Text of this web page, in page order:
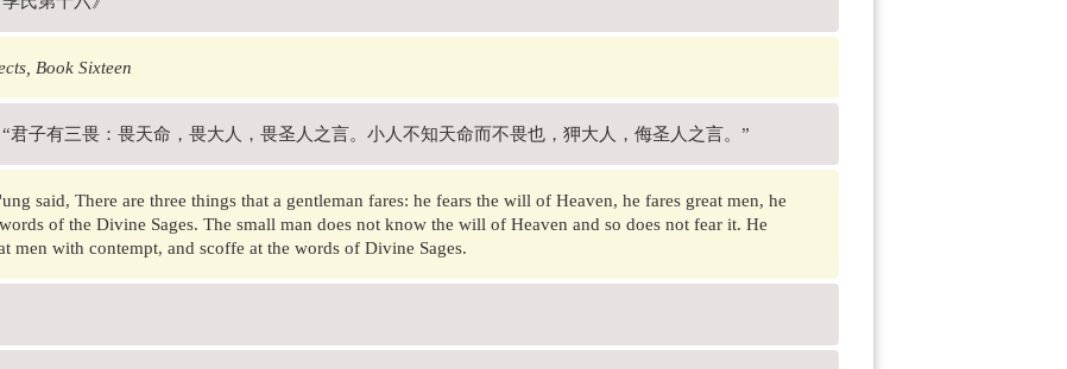
Book Sixteen
君子有三畏：畏天命，畏大人，畏圣人之言。小人不知天命而不畏也，狎大人，侮圣人之言。”
said, There are three things that a gentleman fares: he fears the will of Heaven, he fares great men, he
of the Divine Sages. The small man does not know the will of Heaven and so does not fear it. He
men with contempt, and scoffe at the words of Divine Sages.